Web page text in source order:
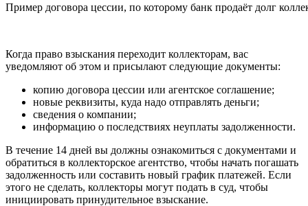
Пример договора цессии, по которому банк продаёт долг
Когда право взыскания переходит коллекторам, вас
уведомляют об этом и присылают следующие документы:
копию договора цессии или агентское соглашение;
новые реквизиты, куда надо отправлять деньги;
сведения о компании;
информацию о последствиях неуплаты задолженности.
В течение 14 дней вы должны ознакомиться с документами и
обратиться в коллекторское агентство, чтобы начать погашать
задолженность или составить новый график платежей. Если
этого не сделать, коллекторы могут подать в суд, чтобы
инициировать принудительное взыскание.